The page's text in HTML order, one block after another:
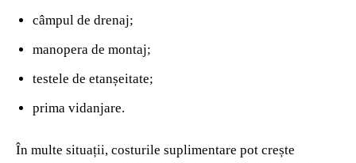
câmpul de drenaj;
manopera de montaj;
testele de etanșeitate;
prima vidanjare.
În multe situații, costurile suplimentare pot crește